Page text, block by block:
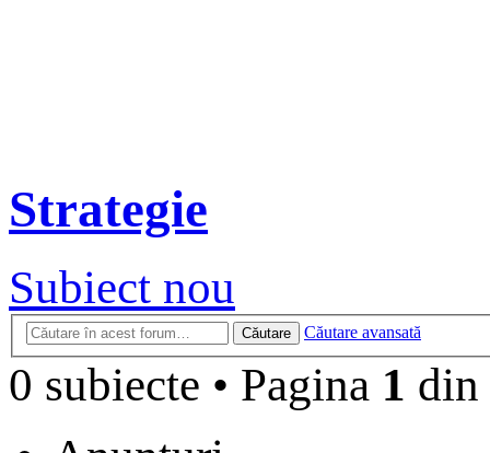
Strategie
Subiect nou
Căutare Căutare avansată
0 subiecte • Pagina 1 din